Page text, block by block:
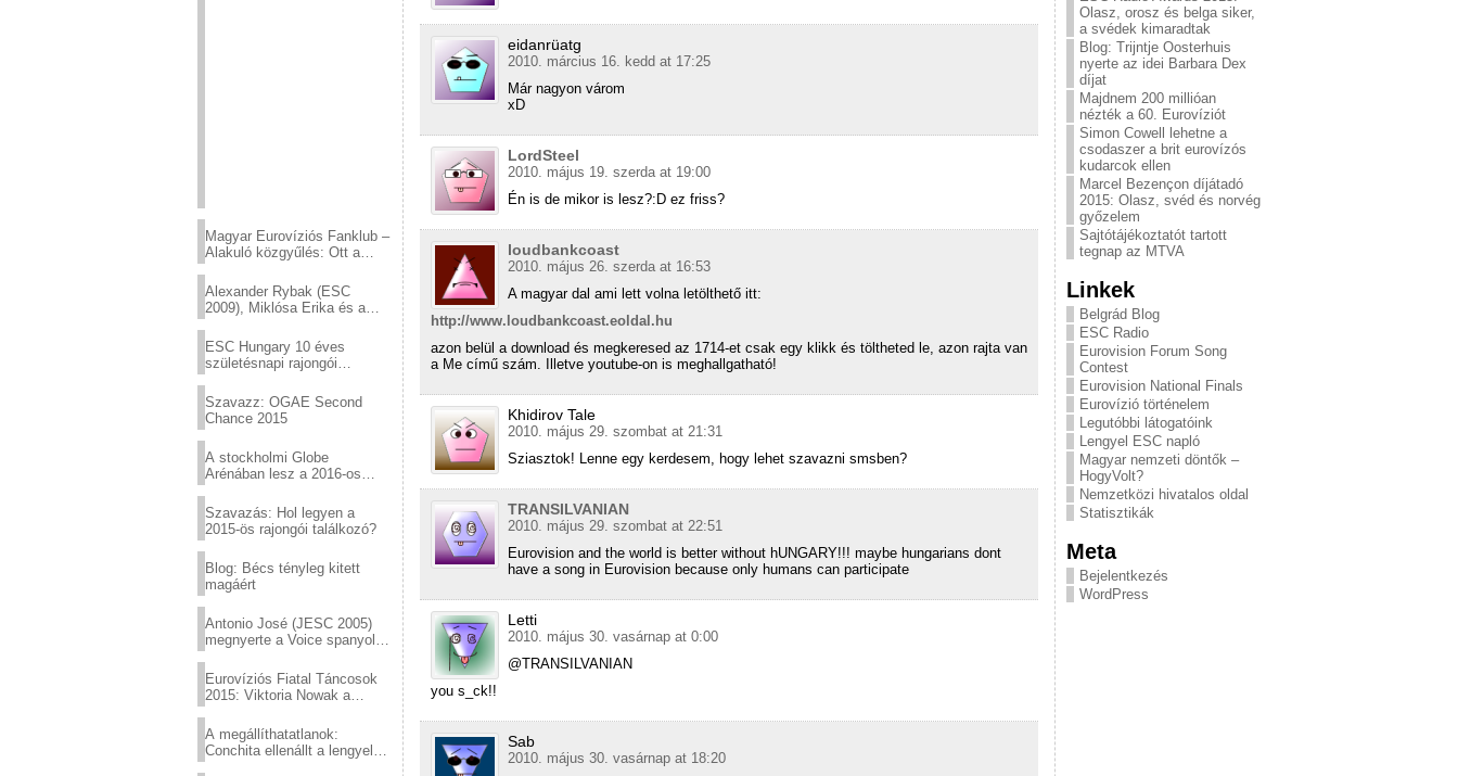
Magyar Eurovíziós Fanklub –
Alakuló közgyűlés: Ott a
Alexander Rybak (ESC
2009), Miklósa Erika és a
sztárjai a Margitszigeten
ESC Hungary 10 éves
születésnapi rajongói
Szavazz: OGAE Second
Chance 2015
A stockholmi Globe
Arénában lesz a 2016-os
Szavazás: Hol legyen a
2015-ös rajongói találkozó?
Blog: Bécs tényleg kitett
magáért
Antonio José (JESC 2005)
megnyerte a Voice spanyol
Eurovíziós Fiatal Táncosok
2015: Viktoria Nowak a
A megállíthatatlanok:
Conchita ellenállt a lengyel
eidanrüatg
2010. március 16. kedd at 17:25
Már nagyon várom
xD
LordSteel
2010. május 19. szerda at 19:00
Én is de mikor is lesz?:D ez friss?
loudbankcoast
2010. május 26. szerda at 16:53
A magyar dal ami lett volna letölthető itt:
http://www.loudbankcoast.eoldal.hu
azon belül a download és megkeresed az 1714-et csak egy klikk és töltheted le, azon rajta van
a Me című szám. Illetve youtube-on is meghallgatható!
Khidirov Tale
2010. május 29. szombat at 21:31
Sziasztok! Lenne egy kerdesem, hogy lehet szavazni smsben?
TRANSILVANIAN
2010. május 29. szombat at 22:51
Eurovision and the world is better without hUNGARY!!! maybe hungarians dont
have a song in Eurovision because only humans can participate
Letti
2010. május 30. vasárnap at 0:00
@TRANSILVANIAN
you s_ck!!
Sab
2010. május 30. vasárnap at 18:20
Olasz, orosz és belga siker,
a svédek kimaradtak
Blog: Trijntje Oosterhuis
nyerte az idei Barbara Dex
díjat
Majdnem 200 millióan
nézték a 60. Eurovíziót
Simon Cowell lehetne a
csodaszer a brit eurovízós
kudarcok ellen
Marcel Bezençon díjátadó
2015: Olasz, svéd és norvég
győzelem
Sajtótájékoztatót tartott
tegnap az MTVA
Linkek
Belgrád Blog
ESC Radio
Eurovision Forum Song
Contest
Eurovision National Finals
Eurovízió történelem
Legutóbbi látogatóink
Lengyel ESC napló
Magyar nemzeti döntők –
HogyVolt?
Nemzetközi hivatalos oldal
Statisztikák
Meta
Bejelentkezés
WordPress